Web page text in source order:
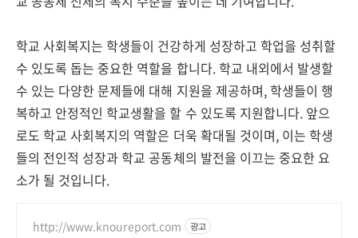
학교 사회복지는 학생들이 건강하게 성장하고 학업을 성취할
수 있도록 돕는 중요한 역할을 합니다. 학교 내외에서 발생할
수 있는 다양한 문제들에 대해 지원을 제공하며, 학생들이 행
복하고 안정적인 학교생활을 할 수 있도록 지원합니다. 앞으
로도 학교 사회복지의 역할은 더욱 확대될 것이며, 이는 학생
들의 전인적 성장과 학교 공동체의 발전을 이끄는 중요한 요
소가 될 것입니다.
http://www.knoureport.com 광고